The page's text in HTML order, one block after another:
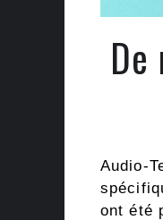
Audio-
ont été